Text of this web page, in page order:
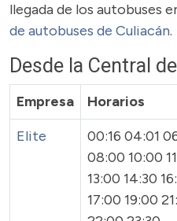
llegada de los autobuses
de autobuses de Culiacán.
Desde la Central
Empresa Horarios
Elite
00:16 04:01
08:00 10:00
13:00 14:30
17:00 19:00